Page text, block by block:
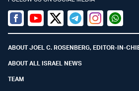
Facebook
YoutubeTwitter (X)
TelegramInstagram
ABOUT JOEL C. ROSENBERG, EDITOR-IN-
ABOUT ALL ISRAEL NEWS
TEAM